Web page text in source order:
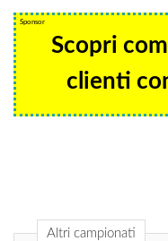
Sponsor
Scopri
clienti
Altri campionati